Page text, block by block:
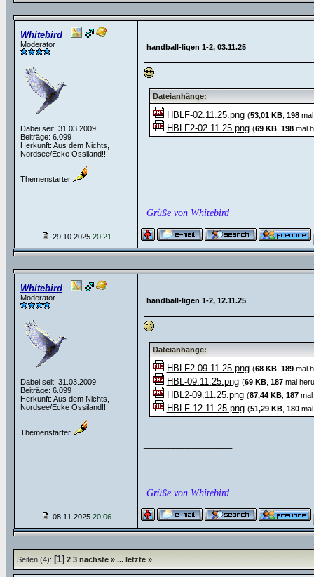
Whitebird
Moderator
Dabei seit: 31.03.2009
Beiträge: 6.099
Herkunft: Aus dem Nichts,
Nordsee/Ecke Ossiland!!!
Themenstarter
handball-ligen 1-2, 03.11.25
Dateianhänge:
HBLF-02.11.25.png (53,01 KB, 198mal
HBLF2-02.11.25.png (69 KB, 198mal
Grüße von Whitebird
29.10.2025 20:21
Whitebird
Moderator
Dabei seit: 31.03.2009
Beiträge: 6.099
Herkunft: Aus dem Nichts,
Nordsee/Ecke Ossiland!!!
Themenstarter
handball-ligen 1-2, 12.11.25
Dateianhänge:
HBLF2-09.11.25.png (68 KB, 189mal
HBL-09.11.25.png (69 KB, 187mal
HBL2-09.11.25.png (87,44 KB, 187mal
HBLF-12.11.25.png (51,29 KB, 180mal
Grüße von Whitebird
08.11.2025 20:06
Seiten (4): [1] 2 3 nächste » ... letzte »